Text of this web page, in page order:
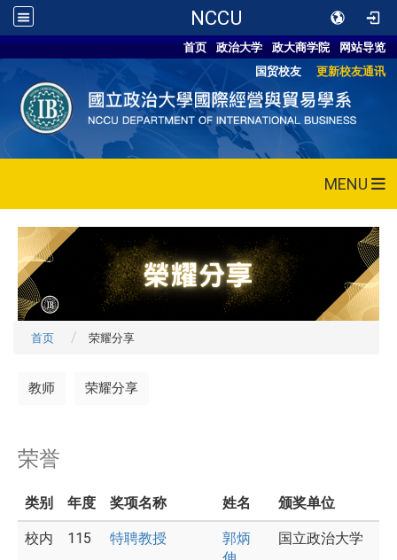
NCCU
首页 政治大学 政大商学院
网站导览
国贸校友
更新校友通讯
MENU
首页 荣耀分享
教师 荣耀分享
荣誉
类别 年度 奖项名称 姓名 颁奖单位
校内 115 特聘教授
郭炳
国立政治大学